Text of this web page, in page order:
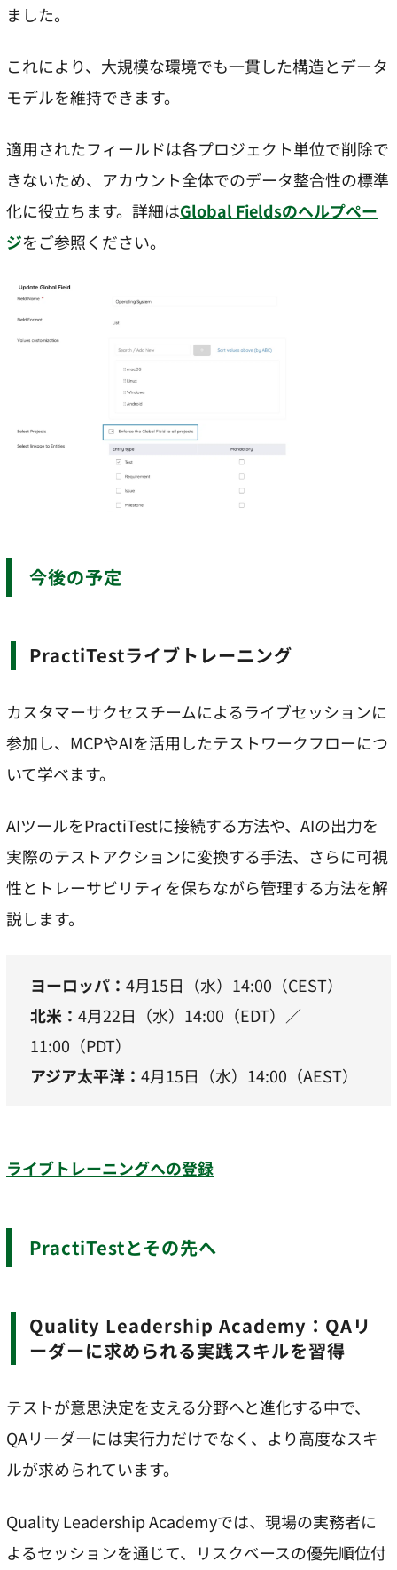
ました。
これにより、大規模な環境でも一貫した構造とデータ
モデルを維持できます。
適用されたフィールドは各プロジェクト単位で削除で
きないため、アカウント全体でのデータ整合性の標準
化に役立ちます。詳細はGlobal Fieldsのヘルプペー
ジをご参照ください。
今後の予定
PractiTestライブトレーニング
カスタマーサクセスチームによるライブセッションに
参加し、MCPやAIを活用したテストワークフローにつ
いて学べます。
AIツールをPractiTestに接続する方法や、AIの出力を
実際のテストアクションに変換する手法、さらに可視
性とトレーサビリティを保ちながら管理する方法を解
説します。
ヨーロッパ： 4月15日（水）14:00（CEST）
北米： 4月22日（水）14:00（EDT）／
11:00（PDT）
アジア太平洋： 4月15日（水）14:00（AEST）
ライブトレーニングへの登録
PractiTestとその先へ
Quality Leadership Academy：QAリ
ーダーに求められる実践スキルを習得
テストが意思決定を支える分野へと進化する中で、
QAリーダーには実行力だけでなく、より高度なスキ
ルが求められています。
Quality Leadership Academyでは、現場の実務者に
よるセッションを通じて、リスクベースの優先順位付